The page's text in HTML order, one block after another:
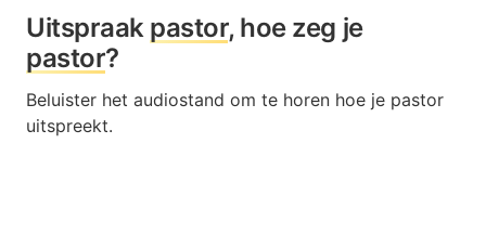
Uitspraak pastor, hoe zeg je
pastor?
Beluister het audiostand om te horen hoe je pastor
uitspreekt.